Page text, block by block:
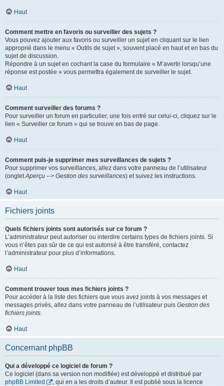
Haut
Comment mettre en favoris ou surveiller des sujets ?
Vous pouvez ajouter aux favoris ou surveiller un sujet en cliquant sur le lien
approprié dans le menu « Outils de sujet », souvent placé en haut et en bas du
sujet de discussion.
Répondre à un sujet en cochant la case du formulaire « M’avertir lorsqu’une
réponse est postée » vous permettra également de surveiller le sujet.
Haut
Comment surveiller des forums ?
Pour surveiller un forum en particulier, une fois entré sur celui-ci, cliquez sur le
lien « Surveiller ce forum » qui se trouve en bas de page.
Haut
Comment puis-je supprimer mes surveillances de sujets ?
Pour supprimer vos surveillances, allez dans votre panneau de l’utilisateur
(ongletAperçu --> Gestion des surveillances) et suivez les instructions.
Haut
Fichiers joints
Quels fichiers joints sont autorisés sur ce forum ?
L’administrateur peut autoriser ou interdire certains types de fichiers joints. Si
vous n’êtes pas sûr de ce qui est autorisé à être transféré, contactez
l’administrateur pour plus d’informations.
Haut
Comment trouver tous mes fichiers joints ?
Pour accéder à la liste des fichiers que vous avez joints à vos messages et
messages privés, allez dans votre panneau de l’utilisateur puis Gestion des
fichiers joints.
Haut
Concernant phpBB
Qui a développé ce logiciel de forum ?
Ce logiciel (dans sa version non modifiée) est développé et distribué par
phpBB Limited
, qui en a les droits d’auteur. Il est publié sous la licence